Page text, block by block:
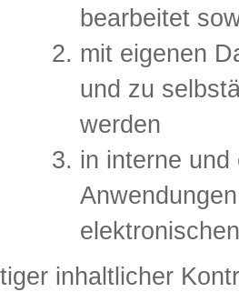
bearbeitet
mit eigenen
und zu
werden
in interne
inhaltlicher